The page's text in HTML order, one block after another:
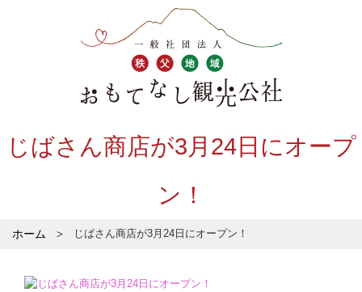
じばさん商店が3月24日にオープ
ン！
ホーム じばさん商店が3月24日にオープン！